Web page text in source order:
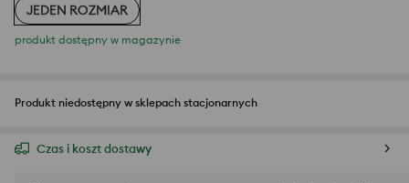
JEDEN ROZMIAR
produkt dostępny w magazynie
Produkt niedostępny w sklepach stacjonarnych
Czas i koszt dostawy